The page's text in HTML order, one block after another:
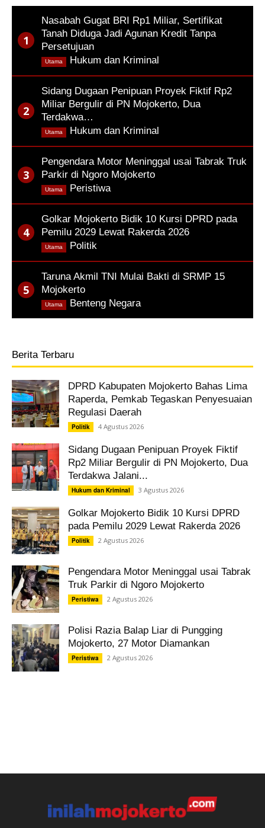
Nasabah Gugat BRI Rp1 Miliar, Sertifikat
Tanah Diduga Jadi Agunan Kredit Tanpa
Persetujuan
Hukum dan Kriminal
Utama
Sidang Dugaan Penipuan Proyek Fiktif Rp2
Miliar Bergulir di PN Mojokerto, Dua
Terdakwa…
Hukum dan Kriminal
Utama
Pengendara Motor Meninggal usai Tabrak Truk
Parkir di Ngoro Mojokerto
Peristiwa
Utama
Golkar Mojokerto Bidik 10 Kursi DPRD pada
Pemilu 2029 Lewat Rakerda 2026
Politik
Utama
Taruna Akmil TNI Mulai Bakti di SRMP 15
Mojokerto
Benteng Negara
Utama
Berita Terbaru
DPRD Kabupaten Mojokerto Bahas Lima
Raperda, Pemkab Tegaskan Penyesuaian
Regulasi Daerah
Politik 4 Agustus 2026
Sidang Dugaan Penipuan Proyek Fiktif
Rp2 Miliar Bergulir di PN Mojokerto, Dua
Terdakwa Jalani...
Hukum dan Kriminal 3 Agustus 2026
Golkar Mojokerto Bidik 10 Kursi DPRD
pada Pemilu 2029 Lewat Rakerda 2026
Politik 2 Agustus 2026
Pengendara Motor Meninggal usai Tabrak
Truk Parkir di Ngoro Mojokerto
Peristiwa 2 Agustus 2026
Polisi Razia Balap Liar di Pungging
Mojokerto, 27 Motor Diamankan
Peristiwa 2 Agustus 2026